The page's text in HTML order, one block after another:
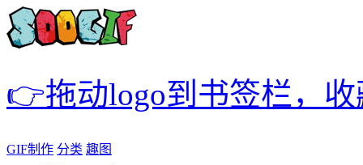
👉拖动logo到书签栏，
GIF制作 分类 趣图